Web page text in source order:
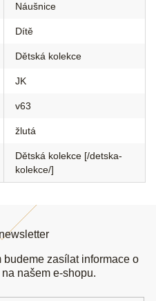
Náušnice
Dítě
Dětská kolekce
JK
v63
žlutá
Dětská kolekce [/detska-
kolekce/]
zasílat informace o
našem e-shopu.